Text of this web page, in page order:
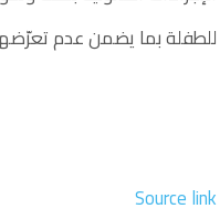
للطفلة بما يضمن عدم
Source link